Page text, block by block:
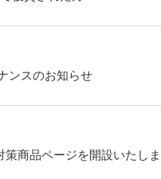
ンスのお知らせ
策商品ページを開設いたし